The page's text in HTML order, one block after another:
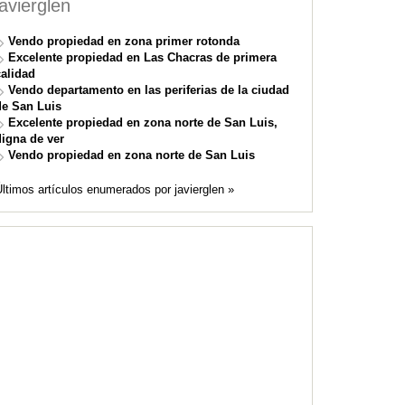
Vendo propiedad en zona primer rotonda
Excelente propiedad en Las Chacras de primera
Vendo departamento en las periferias de la ciudad
San Luis
Excelente propiedad en zona norte de San Luis,
de ver
Vendo propiedad en zona norte de San Luis
artículos enumerados por javierglen »